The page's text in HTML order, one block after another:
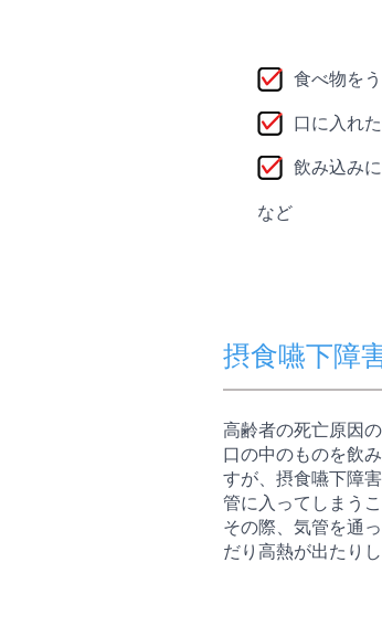
食べ物を
口に入れ
飲み込み
など
摂食嚥下障
高齢者の死亡原因
口の中のものを飲
すが、摂食嚥下障
管に入ってしまう
その際、気管を通
だり高熱が出たり